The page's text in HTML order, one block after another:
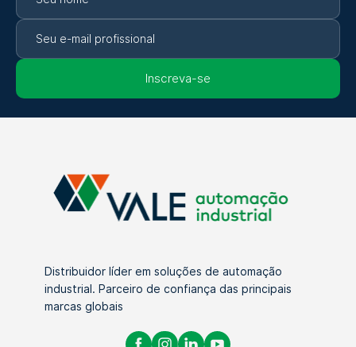
Inscreva-se
Distribuidor líder em soluções de automação
industrial. Parceiro de confiança das principais
marcas globais